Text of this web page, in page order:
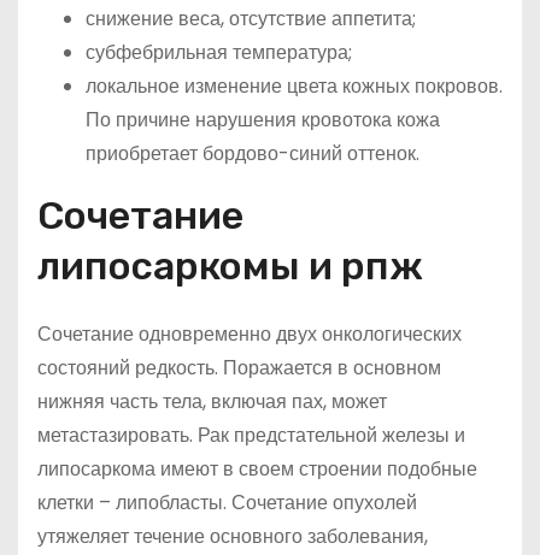
снижение веса, отсутствие аппетита;
субфебрильная температура;
локальное изменение цвета кожных покровов.
По причине нарушения кровотока кожа
приобретает бордово-синий оттенок.
Сочетание
липосаркомы и рпж
Сочетание одновременно двух онкологических
состояний редкость. Поражается в основном
нижняя часть тела, включая пах, может
метастазировать. Рак предстательной железы и
липосаркома имеют в своем строении подобные
клетки – липобласты. Сочетание опухолей
утяжеляет течение основного заболевания,